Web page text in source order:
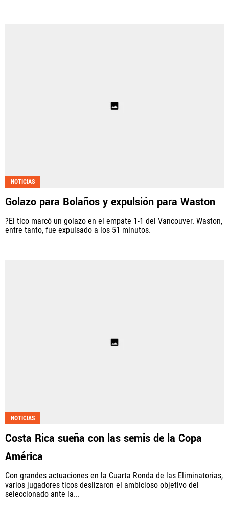
NOTICIAS
Golazo para Bolaños y expulsión para Waston
?El tico marcó un golazo en el empate 1-1 del Vancouver. Waston,
entre tanto, fue expulsado a los 51 minutos.
NOTICIAS
Costa Rica sueña con las semis de la Copa
América
Con grandes actuaciones en la Cuarta Ronda de las Eliminatorias,
varios jugadores ticos deslizaron el ambicioso objetivo del
seleccionado ante la...